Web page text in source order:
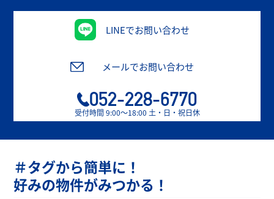
LINEでお問い合わせ
メールでお問い合わせ
052-228-6770
受付時間 9:00〜18:00 土・日・祝日休
＃タグから簡単に！
好みの物件がみつかる！